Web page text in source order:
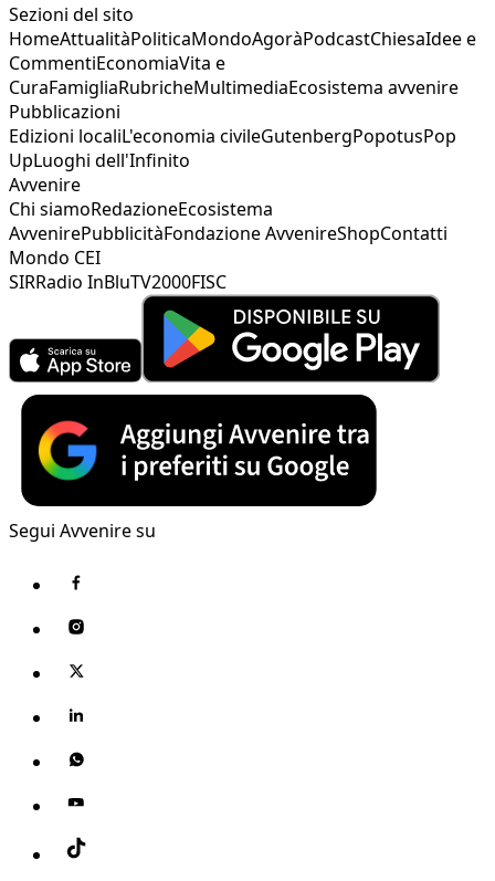
Sezioni del sito
HomeAttualitàPoliticaMondoAgoràPodcastChiesaIdee e
CommentiEconomiaVita e
CuraFamigliaRubricheMultimediaEcosistema avvenire
Pubblicazioni
Edizioni localiL'economia civileGutenbergPopotusPop
UpLuoghi dell'Infinito
Avvenire
Chi siamoRedazioneEcosistema
AvvenirePubblicitàFondazione AvvenireShopContatti
Mondo CEI
SIRRadio InBluTV2000FISC
Segui Avvenire su